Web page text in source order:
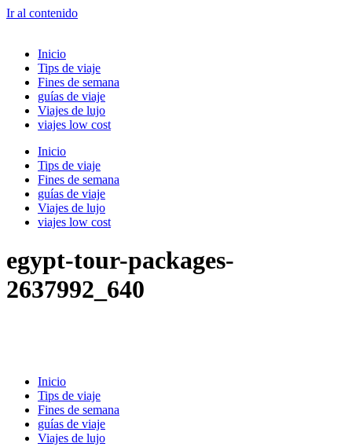
Ir al contenido
Inicio
Tips de viaje
Fines de semana
guías de viaje
Viajes de lujo
viajes low cost
Inicio
Tips de viaje
Fines de semana
guías de viaje
Viajes de lujo
viajes low cost
egypt-tour-packages-
2637992_640
Inicio
Tips de viaje
Fines de semana
guías de viaje
Viajes de lujo